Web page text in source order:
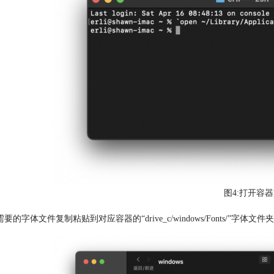
图4:打开容
要的字体文件复制粘贴到对应容器的“drive_c/windows/Fonts/”字体文件